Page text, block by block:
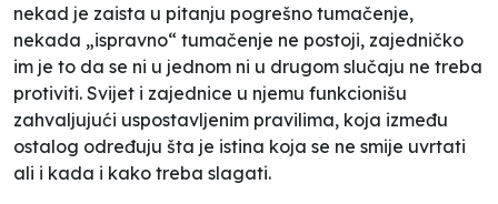
nekad je zaista u pitanju pogrešno tumačenje,
nekada „ispravno“ tumačenje ne postoji, zajedničko
im je to da se ni u jednom ni u drugom slučaju ne treba
protiviti. Svijet i zajednice u njemu funkcionišu
zahvaljujući uspostavljenim pravilima, koja između
ostalog određuju šta je istina koja se ne smije uvrtati
ali i kada i kako treba slagati.